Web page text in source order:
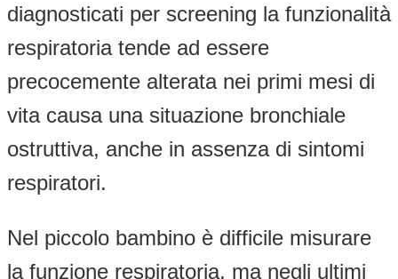
diagnosticati per screening la funzionalità
respiratoria tende ad essere
precocemente alterata nei primi mesi di
vita causa una situazione bronchiale
ostruttiva, anche in assenza di sintomi
respiratori.
Nel piccolo bambino è difficile misurare
la funzione respiratoria, ma negli ultimi